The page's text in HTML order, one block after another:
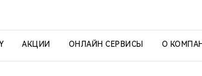
АКЦИИ ОНЛАЙН СЕРВИСЫ О